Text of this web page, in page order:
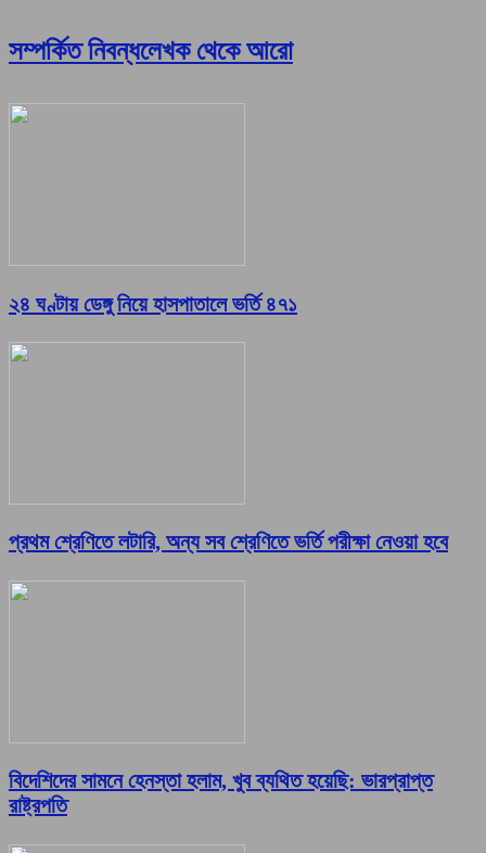
সম্পর্কিত নিবন্ধলেখক থেকে আরো
২৪ ঘণ্টায় ডেঙ্গু নিয়ে হাসপাতালে ভর্তি ৪৭১
প্রথম শ্রেণিতে লটারি, অন্য সব শ্রেণিতে ভর্তি পরীক্ষা নেওয়া হবে
বিদেশিদের সামনে হেনস্তা হলাম, খুব ব্যথিত হয়েছি: ভারপ্রাপ্ত
রাষ্ট্রপতি